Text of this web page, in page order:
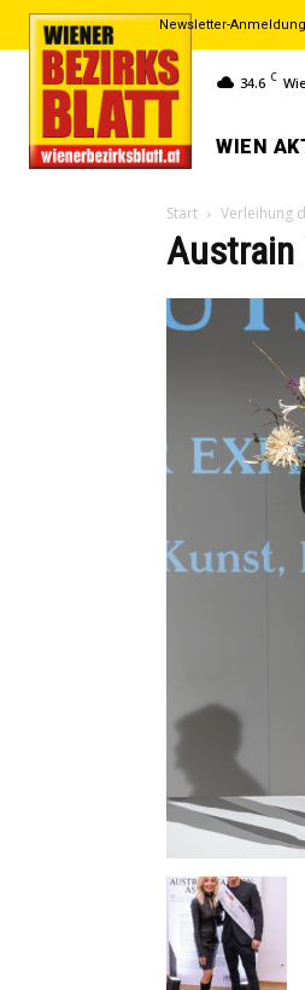
Newsletter-Anmeldung
34.6 C
WIEN
Start Verleihung
Austrain